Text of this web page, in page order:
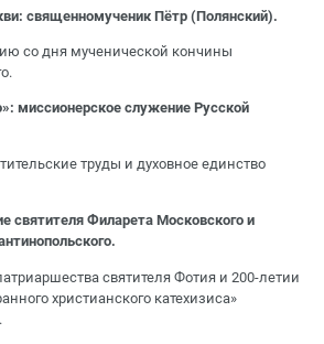
священномученик Пётр (Полянский).
со дня мученической кончины
миссионерское служение Русской
труды и духовное единство
святителя Филарета Московского и
святителя Фотия и 200-летии
христианского катехизиса»